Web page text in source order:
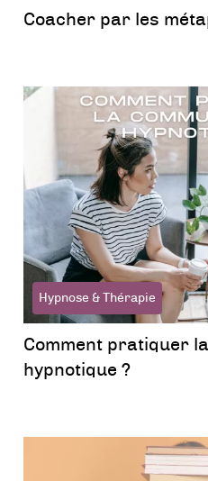
Coacher par les
Hypnose & Thérapie
Comment pratiquer
hypnotique ?